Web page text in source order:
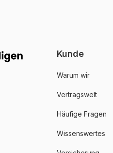
Kunde
Warum wir
Vertragswelt
Häufige Fragen
Wissenswertes